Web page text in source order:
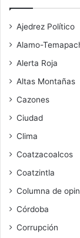
Ajedrez Político
Alamo-
Alerta Roja
Altas Montañas
Cazones
Ciudad
Clima
Coatzacoalcos
Coatzintla
Columna de
Córdoba
Corrupción